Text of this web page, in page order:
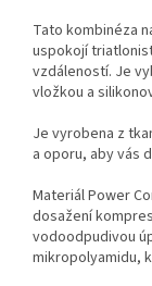
Tato kombinéza
uspokojí
vzdáleností. Je
vložkou a
Je vyrobena z
a oporu, aby vás
Materiál Power
dosažení
vodoodpudivou
mikropolyamidu,